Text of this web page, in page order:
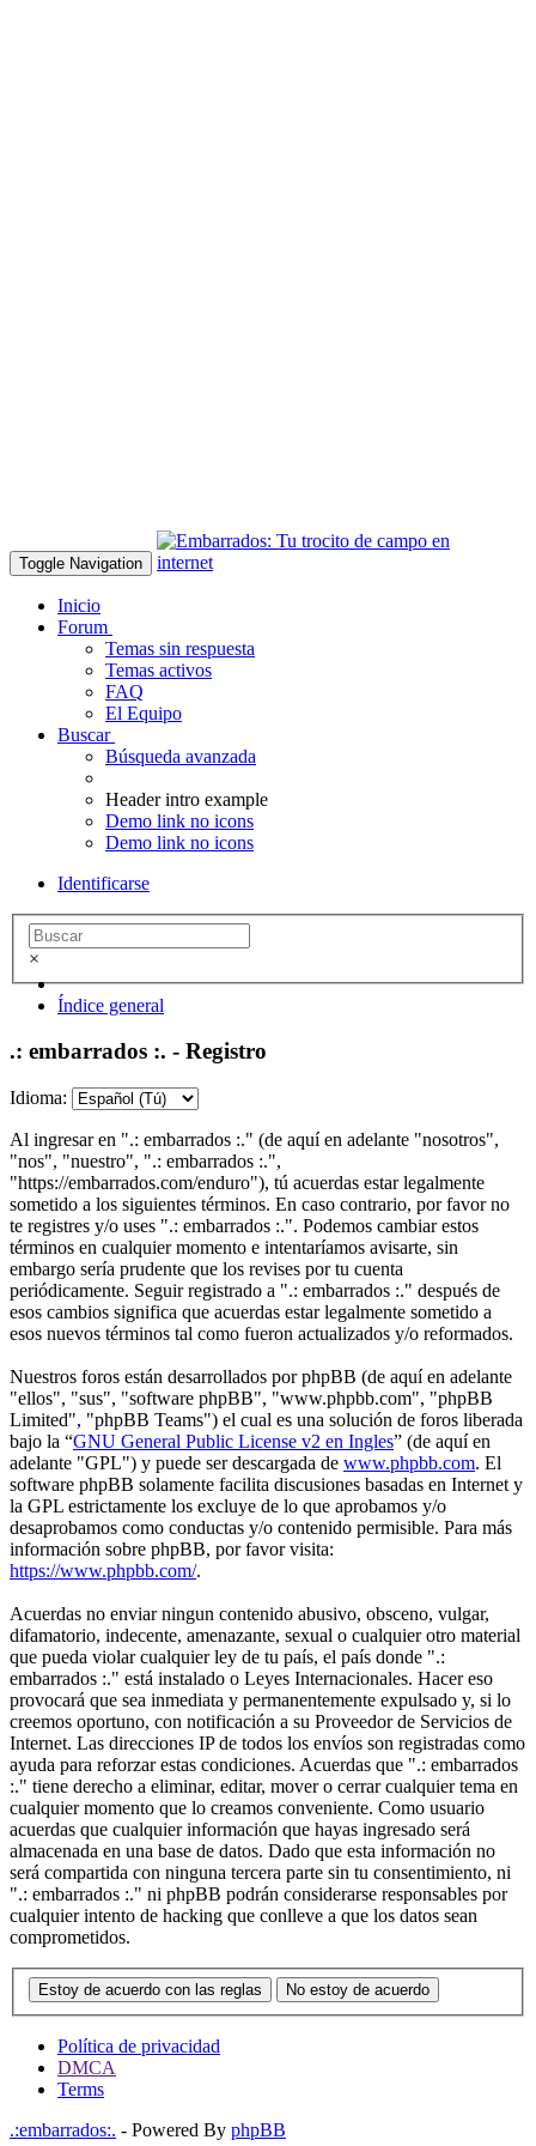
Toggle Navigation
Inicio
Forum
Temas sin respuesta
Temas activos
FAQ
El Equipo
Buscar
Búsqueda avanzada
Header intro example
Demo link no icons
Demo link no icons
Identificarse
×
Índice general
.: embarrados :. - Registro
Idioma:
Al ingresar en ".: embarrados :." (de aquí en adelante "nosotros",
"nos", "nuestro", ".: embarrados :.",
"https://embarrados.com/enduro"), tú acuerdas estar legalmente
sometido a los siguientes términos. En caso contrario, por favor no
te registres y/o uses ".: embarrados :.". Podemos cambiar estos
términos en cualquier momento e intentaríamos avisarte, sin
embargo sería prudente que los revises por tu cuenta
periódicamente. Seguir registrado a ".: embarrados :." después de
esos cambios significa que acuerdas estar legalmente sometido a
esos nuevos términos tal como fueron actualizados y/o reformados.
Nuestros foros están desarrollados por phpBB (de aquí en adelante
"ellos", "sus", "software phpBB", "www.phpbb.com", "phpBB
Limited", "phpBB Teams") el cual es una solución de foros liberada
bajo la “GNU General Public License v2 en Ingles” (de aquí en
adelante "GPL") y puede ser descargada de www.phpbb.com. El
software phpBB solamente facilita discusiones basadas en Internet y
la GPL estrictamente los excluye de lo que aprobamos y/o
desaprobamos como conductas y/o contenido permisible. Para más
información sobre phpBB, por favor visita:
https://www.phpbb.com/.
Acuerdas no enviar ningun contenido abusivo, obsceno, vulgar,
difamatorio, indecente, amenazante, sexual o cualquier otro material
que pueda violar cualquier ley de tu país, el país donde ".:
embarrados :." está instalado o Leyes Internacionales. Hacer eso
provocará que sea inmediata y permanentemente expulsado y, si lo
creemos oportuno, con notificación a su Proveedor de Servicios de
Internet. Las direcciones IP de todos los envíos son registradas como
ayuda para reforzar estas condiciones. Acuerdas que ".: embarrados
:." tiene derecho a eliminar, editar, mover o cerrar cualquier tema en
cualquier momento que lo creamos conveniente. Como usuario
acuerdas que cualquier información que hayas ingresado será
almacenada en una base de datos. Dado que esta información no
será compartida con ninguna tercera parte sin tu consentimiento, ni
".: embarrados :." ni phpBB podrán considerarse responsables por
cualquier intento de hacking que conlleve a que los datos sean
comprometidos.
Estoy de acuerdo con las reglas No estoy de acuerdo
Política de privacidad
DMCA
Terms
.:embarrados:. - Powered By phpBB